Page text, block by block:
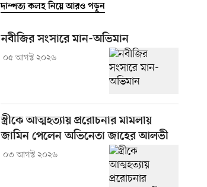
দাম্পত্য কলহ নিয়ে আরও পড়ুন
নবীজির সংসারে মান-অভিমান
০৫ আগস্ট ২০২৬
স্ত্রীকে আত্মহত্যায় প্ররোচনার মামলায়
জামিন পেলেন অভিনেতা জাহের আলভী
০৩ আগস্ট ২০২৬